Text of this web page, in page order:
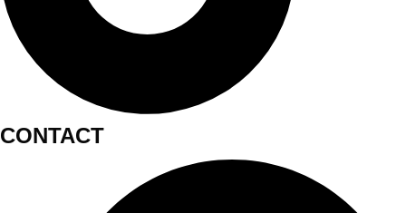
CONTACT